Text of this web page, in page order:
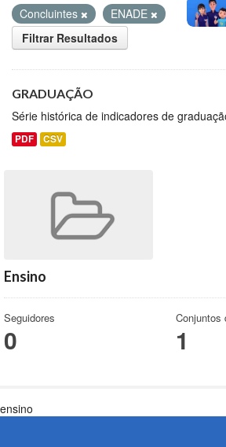
Concluintes
ENADE
Filtrar Resultados
GRADUAÇÃO
Série histórica de indicadores de
PDF CSV
Ensino
Seguidores
0
Conjuntos
1
ensino